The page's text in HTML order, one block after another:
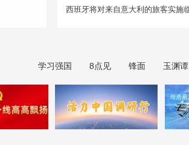
西班牙将对来自意大利的旅客实施
学习强国 8点见 锋面 玉渊